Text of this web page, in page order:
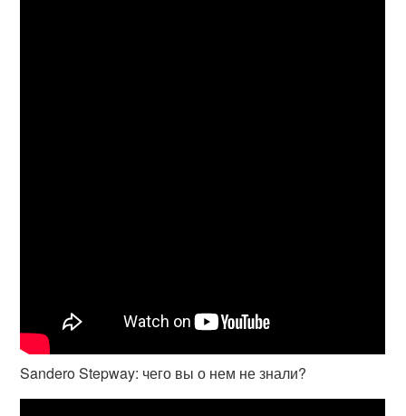
Sandero Stepway: чего вы о нем не знали?